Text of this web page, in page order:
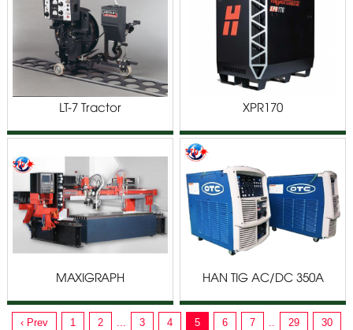
LT-7 Tractor XPR170
MAXIGRAPH
HÀN TIG AC/DC 350A
‹ Prev 1 2 ... 3 4 5 6 7 .. 29
30